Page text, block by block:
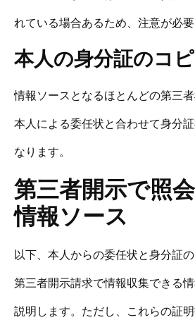
れている場合あるため、注意が必要
本人の身分証のコ
情報ソースとなるほとんどの第三者
本人による委任状と合わせて身分
なります。
第三者開示で照
情報ソース
以下、本人からの委任状と身分証の
第三者開示請求で情報収集できる
説明します。ただし、これらの証